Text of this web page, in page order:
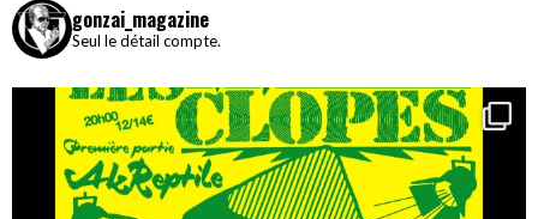
gonzai_magazine
Seul le détail compte.